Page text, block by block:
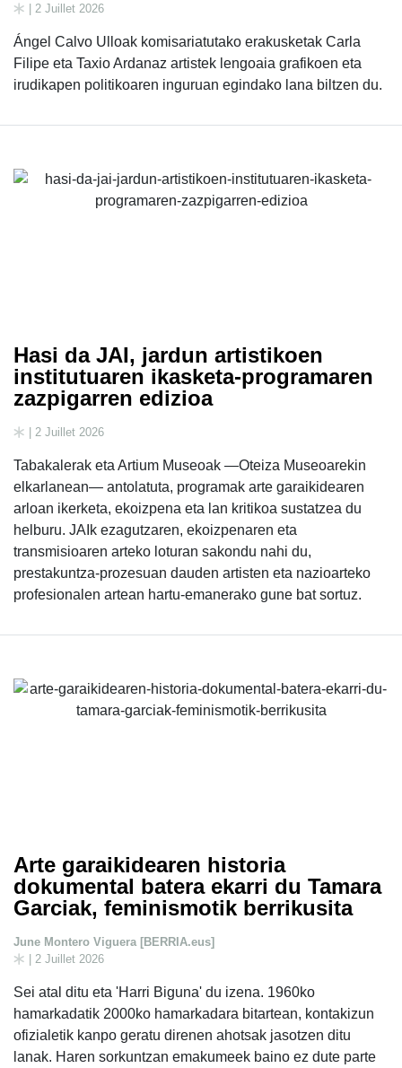
| 2 Juillet 2026
Ángel Calvo Ulloak komisariatutako erakusketak Carla
Filipe eta Taxio Ardanaz artistek lengoaia grafikoen eta
irudikapen politikoaren inguruan egindako lana biltzen du.
Hasi da JAI, jardun artistikoen
institutuaren ikasketa-programaren
zazpigarren edizioa
| 2 Juillet 2026
Tabakalerak eta Artium Museoak —Oteiza Museoarekin
elkarlanean— antolatuta, programak arte garaikidearen
arloan ikerketa, ekoizpena eta lan kritikoa sustatzea du
helburu. JAIk ezagutzaren, ekoizpenaren eta
transmisioaren arteko loturan sakondu nahi du,
prestakuntza-prozesuan dauden artisten eta nazioarteko
profesionalen artean hartu-emanerako gune bat sortuz.
Arte garaikidearen historia
dokumental batera ekarri du Tamara
Garciak, feminismotik berrikusita
June Montero Viguera [BERRIA.eus]
| 2 Juillet 2026
Sei atal ditu eta 'Harri Biguna' du izena. 1960ko
hamarkadatik 2000ko hamarkadara bitartean, kontakizun
ofizialetik kanpo geratu direnen ahotsak jasotzen ditu
lanak. Haren sorkuntzan emakumeek baino ez dute parte